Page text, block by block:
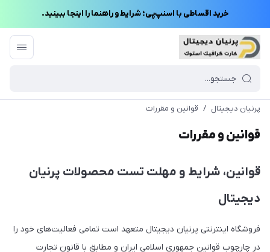
خرید اقساطی با اسنپ‌پی؛ شرایط و راهنما را اینجا ببینید.
پرنیان دیجیتال / قوانین و مقررات
قوانین و مقررات
قوانین، شرایط و مهلت تست محصولات پرنیان
دیجیتال
فروشگاه اینترنتی پرنیان دیجیتال متعهد است تمامی فعالیت‌های خود را
در چارچوب قوانین جمهوری اسلامی ایران و مطابق با قانون تجارت